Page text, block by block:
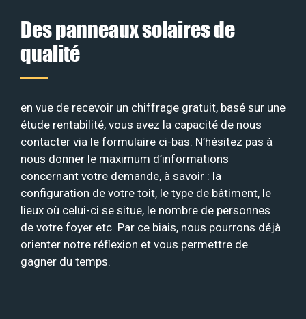
Des panneaux solaires de
qualité
en vue de recevoir un chiffrage gratuit, basé sur une
étude rentabilité, vous avez la capacité de nous
contacter via le formulaire ci-bas. N’hésitez pas à
nous donner le maximum d’informations
concernant votre demande, à savoir : la
configuration de votre toit, le type de bâtiment, le
lieux où celui-ci se situe, le nombre de personnes
de votre foyer etc. Par ce biais, nous pourrons déjà
orienter notre réflexion et vous permettre de
gagner du temps.